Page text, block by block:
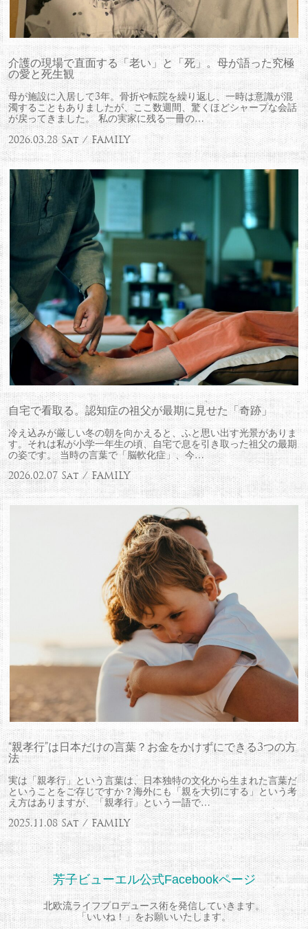
介護の現場で直面する「老い」と「死」。母が語った究極
の愛と死生観
母が施設に入居して3年。骨折や転院を繰り返し、一時は意識が混
濁することもありましたが、ここ数週間、驚くほどシャープな会話
が戻ってきました。 私の実家に残る一冊の…
2026.03.28 Sat / FAMILY
自宅で看取る。認知症の祖父が最期に見せた「奇跡」
冷え込みが厳しい冬の朝を向かえると、ふと思い出す光景がありま
す。それは私が小学一年生の頃、自宅で息を引き取った祖父の最期
の姿です。 当時の言葉で「脳軟化症」、今…
2026.02.07 Sat / FAMILY
“親孝行”は日本だけの言葉？お金をかけずにできる3つの方
法
実は「親孝行」という言葉は、日本独特の文化から生まれた言葉だ
ということをご存じですか？海外にも「親を大切にする」という考
え方はありますが、「親孝行」という一語で…
2025.11.08 Sat / FAMILY
芳子ビューエル公式Facebookページ
北欧流ライフプロデュース術を発信していきます。
「いいね！」をお願いいたします。